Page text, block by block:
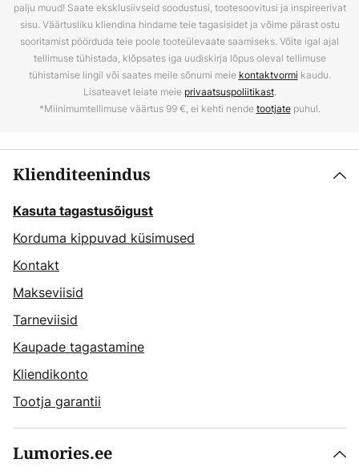
palju muud! Saate eksklusiivseid soodustusi, tootesoovitusi ja inspireerivat
sisu. Väärtusliku kliendina hindame teie tagasisidet ja võime pärast ostu
sooritamist pöörduda teie poole tooteülevaate saamiseks. Võite igal ajal
tellimuse tühistada, klõpsates iga uudiskirja lõpus oleval tellimuse
tühistamise lingil või saates meile sõnumi meie kontaktvormi kaudu.
Lisateavet leiate meie privaatsuspoliitikast.
*Miinimumtellimuse väärtus 99 €, ei kehti nendetootjatepuhul.
Klienditeenindus
Kasuta tagastusõigust
Korduma kippuvad küsimused
Kontakt
Makseviisid
Tarneviisid
Kaupade tagastamine
Kliendikonto
Tootja garantii
Lumories.ee